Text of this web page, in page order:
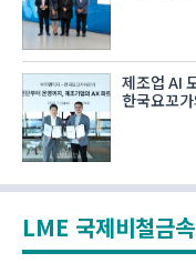
제조업 AI
한국요꼬
LME 국제비철금